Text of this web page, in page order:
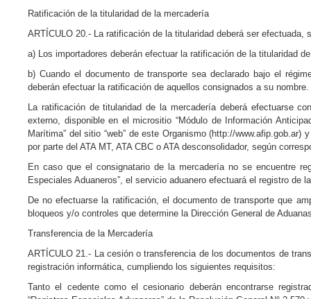
Ratificación de la titularidad de la mercadería
ARTÍCULO 20.- La ratificación de la titularidad deberá ser efectuada,
a) Los importadores deberán efectuar la ratificación de la titularidad
b) Cuando el documento de transporte sea declarado bajo el
deberán efectuar la ratificación de aquellos consignados a su nombre.
La ratificación de titularidad de la mercadería deberá efectuarse
externo, disponible en el micrositio “Módulo de Información
Marítima” del sitio “web” de este Organismo (http://
por parte del ATA MT, ATA CBC o ATA desconsolidador, según
En caso que el consignatario de la mercadería no se encuentre
Especiales Aduaneros”, el servicio aduanero efectuará el registro de
De no efectuarse la ratificación, el documento de transporte que
bloqueos y/o controles que determine la Dirección General de
Transferencia de la Mercadería
ARTÍCULO 21.- La cesión o transferencia de los documentos de
registración informática, cumpliendo los siguientes requisitos:
Tanto el cedente como el cesionario deberán encontrarse